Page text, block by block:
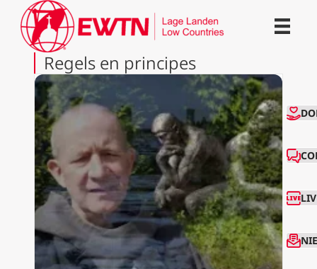
Regels en principes